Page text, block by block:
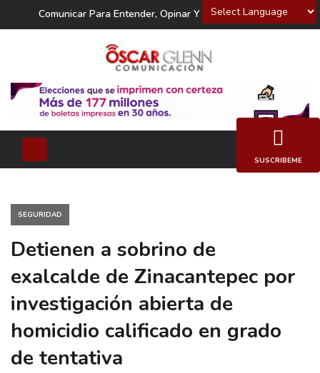
Powered by
Comunicar Para Entender, Opinar Y Decidir
SEGURIDAD
Detienen a sobrino de
exalcalde de Zinacantepec por
investigación abierta de
homicidio calificado en grado
de tentativa
SUSCRIBEME